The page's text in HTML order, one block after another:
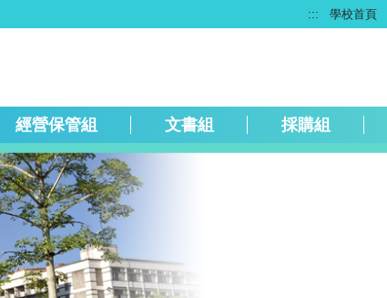
::: 學校首頁
經營保管組 文書組 採購組